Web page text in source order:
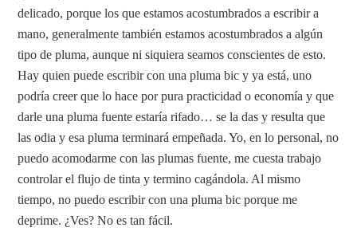
delicado, porque los que estamos acostumbrados a escribir a
mano, generalmente también estamos acostumbrados a algún
tipo de pluma, aunque ni siquiera seamos conscientes de esto.
Hay quien puede escribir con una pluma bic y ya está, uno
podría creer que lo hace por pura practicidad o economía y que
darle una pluma fuente estaría rifado… se la das y resulta que
las odia y esa pluma terminará empeñada. Yo, en lo personal, no
puedo acomodarme con las plumas fuente, me cuesta trabajo
controlar el flujo de tinta y termino cagándola. Al mismo
tiempo, no puedo escribir con una pluma bic porque me
deprime. ¿Ves? No es tan fácil.